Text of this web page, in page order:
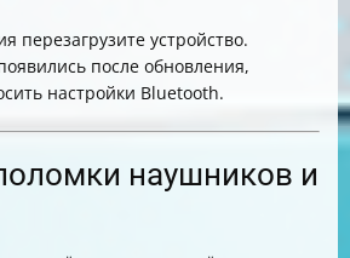
перезагрузите устройство.
после обновления,
настройки Bluetooth.
наушников и